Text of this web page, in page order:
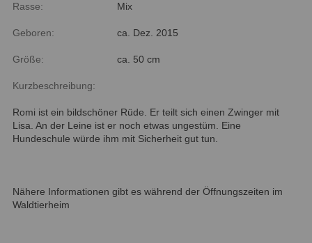
Rasse: Mix
Geboren: ca. Dez. 2015
Größe: ca. 50 cm
Kurzbeschreibung:
Romi ist ein bildschöner Rüde. Er teilt sich einen Zwinger mit
Lisa. An der Leine ist er noch etwas ungestüm. Eine
Hundeschule würde ihm mit Sicherheit gut tun.
Nähere Informationen gibt es während der Öffnungszeiten im
Waldtierheim